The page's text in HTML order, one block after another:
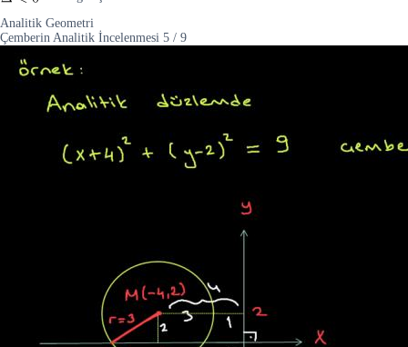
Analitik Geometri
Çemberin Analitik İncelenmesi 5 / 9